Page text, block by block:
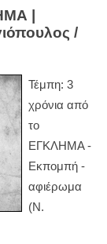
|
/
Τέμπη: 3
χρόνια από
το
ΕΓΚΛΗΜΑ -
Εκπομπή -
αφιέρωμα
(Ν.